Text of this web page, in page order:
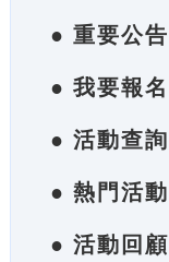
● 重要公告
● 我要報名
● 活動查詢
● 熱門活動
● 活動回顧